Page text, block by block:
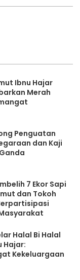
Ibnu Hajar
Merah
Penguatan
dan Kaji
7 Ekor Sapi
dan Tokoh
Halal Bi Halal
Hajar:
Kekeluargaan